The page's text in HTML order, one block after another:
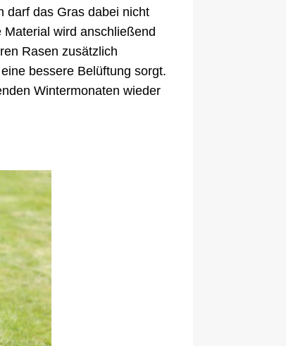
darf das Gras dabei nicht
wird anschließend
Rasen zusätzlich
bessere Belüftung sorgt.
Wintermonaten wieder